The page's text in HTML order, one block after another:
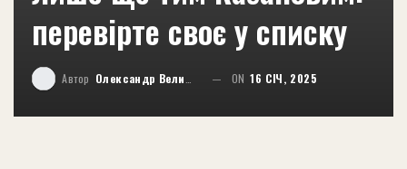
перевірте своє у списку
Автор Олександр Великий ON 16 СІЧ, 2025